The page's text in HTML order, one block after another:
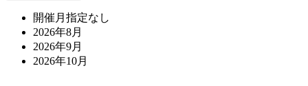
開催月指定なし
2026年8月
2026年9月
2026年10月